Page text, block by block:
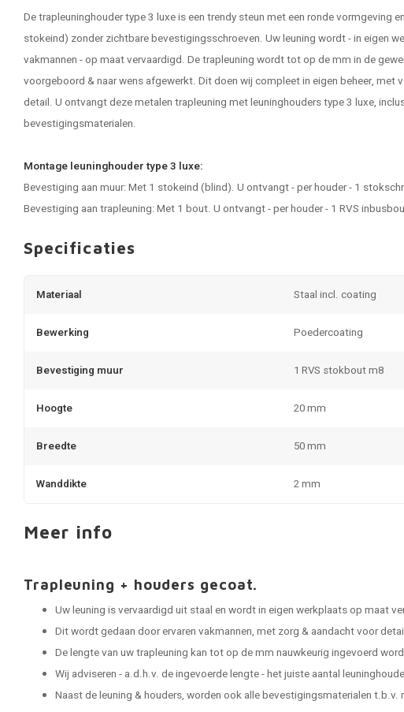
De trapleuninghouder type 3 luxe is een trendy steun met een ronde vormgeving
stokeind) zonder zichtbare bevestigingsschroeven. Uw leuning wordt - in eigen
vakmannen - op maat vervaardigd. De trapleuning wordt tot op de mm in de
voorgeboord & naar wens afgewerkt. Dit doen wij compleet in eigen beheer, met
detail. U ontvangt deze metalen trapleuning met leuninghouders type 3 luxe,
bevestigingsmaterialen.
Montage leuninghouder type 3 luxe:
Bevestiging aan muur: Met 1 stokeind (blind). U ontvangt - per houder - 1
Bevestiging aan trapleuning: Met 1 bout. U ontvangt - per houder - 1 RVS
Specificaties
Materiaal Staal incl. coating
Bewerking Poedercoating
Bevestiging muur 1 RVS stokbout m8
Hoogte 20 mm
Breedte 50 mm
Wanddikte 2 mm
Meer info
Trapleuning + houders gecoat.
Uw leuning is vervaardigd uit staal en wordt in eigen werkplaats op maat
Dit wordt gedaan door ervaren vakmannen, met zorg & aandacht voor
De lengte van uw trapleuning kan tot op de mm nauwkeurig ingevoerd
Wij adviseren - a.d.h.v. de ingevoerde lengte - het juiste aantal
Naast de leuning & houders, worden ook alle bevestigingsmaterialen t.b.v.